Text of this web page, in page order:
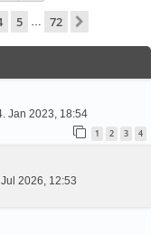
5 … 72
Jan 2023, 18:54
1 2 3 4
2026, 12:53